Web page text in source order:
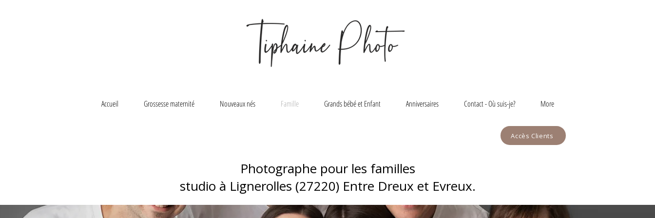
Accueil Grossesse maternité Nouveaux nés Famille Grands bébé et Enfant Anniversaires Contact - Où suis-je? More
Accès Clients
Photographe pour les familles
studio à Lignerolles (27220) Entre Dreux et Evreux.